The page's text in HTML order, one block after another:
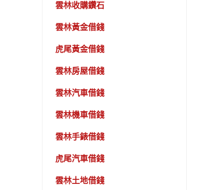
雲林收購鑽石
雲林黃金借錢
虎尾黃金借錢
雲林房屋借錢
雲林汽車借錢
雲林機車借錢
雲林手錶借錢
虎尾汽車借錢
雲林土地借錢